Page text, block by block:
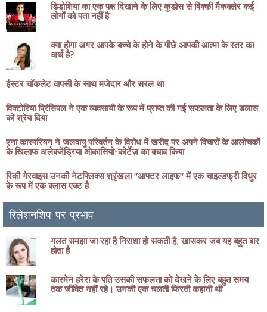
डिडोशिया का एक पक्ष दिखाने के लिए कुडोस से विक्की मैकक्लेर कई
लोगों को पता नहीं है
क्या होगा अगर आपके बच्चे के होने के पीछे आपकी आत्मा के स्तर का
अर्थ है?
ईस्टर चॉकलेट वापसी के साथ मजेदार और सरल था
विक्टोरिया प्रिंसिपल ने एक व्यवसायी के रूप में प्राप्त की गई सफलता के लिए डलास
को श्रेय दिया
एना कास्परियन ने जलवायु परिवर्तन के विरोध में खरीद पर अपने विचारों के आलोचकों
के खिलाफ अलेक्जेंड्रिया ओकासियो-कोर्टेज़ का बचाव किया
रिकी गेरवाइस उनकी नेटफ्लिक्स श्रृंखला "आफ्टर लाइफ" में एक चाइल्डफ्री विधुर
के रूप में एक क्लास एक्ट है
रिलेशनशिप पर प्रभाव
गलत समझा जा रहा है निराशा हो सकती है, खासकर जब यह बहुत बार
होता है
कारमेन हरेरा के पति उसकी सफलता को देखने के लिए बहुत समय
तक जीवित नहीं रहे। उनकी एक चलती फिरती कहानी थी